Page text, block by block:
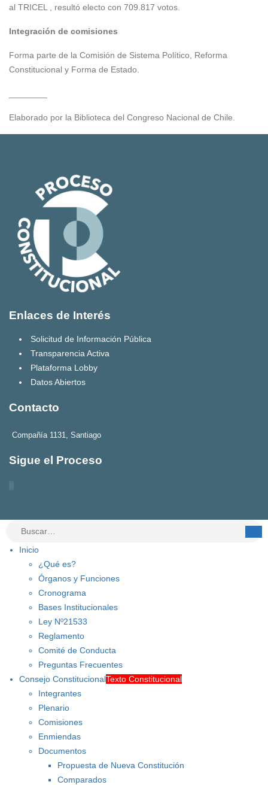
al TRICEL , resultó electo con 709.817 votos.
Integración de comisiones
Forma parte de la Comisión de Sistema Político, Reforma
Constitucional y Forma de Estado.
Elaborado por la Biblioteca del Congreso Nacional de Chile.
Enlaces de Interés
Solicitud de Información Pública
Transparencia Activa
Plataforma Lobby
Datos Abiertos
Contacto
Compañía 1131, Santiago
Sigue el Proceso
Inicio
¿Qué es?
Órganos y Funciones
Cronograma
Bases Institucionales
Ley Nº21533
Reglamento
Comité de Conducta
Preguntas Frecuentes
Consejo ConstitucionalTexto Constitucional
Integrantes
Plenario
Comisiones
Enmiendas
Documentos
Propuesta de Nueva Constitución
Comparados